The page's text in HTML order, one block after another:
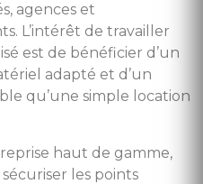
agences et
L’intérêt de travailler
est de bénéficier d’un
adapté et d’un
qu’une simple location
haut de gamme,
les points